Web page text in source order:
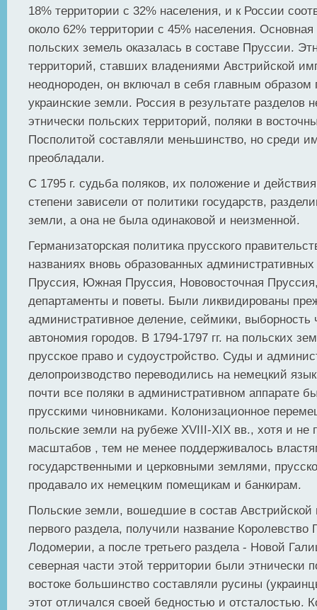
18% территории с 32% населения, и к России
около 62% территории с 45% населения. Основная
польских земель оказалась в составе Пруссии.
территорий, ставших владениями Австрийской
неоднороден, он включал в себя главным образом
украинские земли. Россия в результате разделов
этнически польских территорий, поляки в
Посполитой составляли меньшинство, но среди
преобладали.
С 1795 г. судьба поляков, их положение и
степени зависели от политики государств,
земли, а она не была одинаковой и неизменной.
Германизаторская политика прусского
названиях вновь образованных
Пруссия, Южная Пруссия, Нововосточная
департаменты и поветы. Были ликвидированы
административное деление, сеймики, выборность
автономия городов. В 1794-1797 гг. на польских
прусское право и судоустройство. Суды и
делопроизводство переводились на немецкий
почти все поляки в административном аппарате
прусскими чиновниками. Колонизационное
польские земли на рубеже XVIII-XIX вв., хотя и не
масштабов , тем не менее поддерживалось
государственными и церковными землями,
продавало их немецким помещикам и банкирам.
Польские земли, вошедшие в состав Австрийской
первого раздела, получили название Королевство
Лодомерии, а после третьего раздела - Новой
северная части этой территории были этнически
востоке большинство составляли русины
этот отличался своей бедностью и отсталостью.